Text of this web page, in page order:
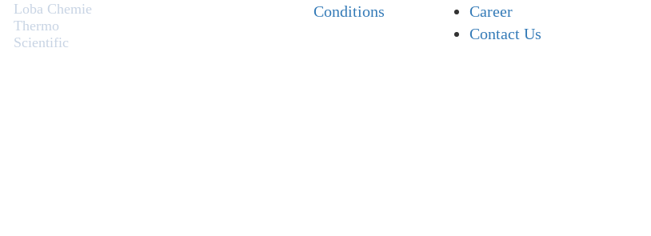
Loba Chemie
Thermo
Scientific
Conditions
Career
Contact Us